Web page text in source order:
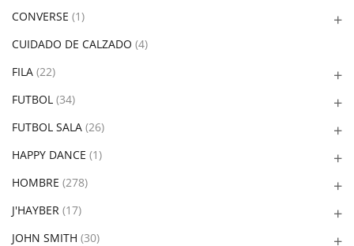
CONVERSE (1)
CUIDADO DE CALZADO (4)
FILA (22)
FUTBOL (34)
FUTBOL SALA (26)
HAPPY DANCE (1)
HOMBRE (278)
J'HAYBER (17)
JOHN SMITH (30)